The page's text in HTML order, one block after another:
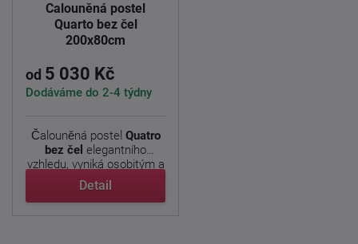
Čalouněná postel
Quarto bez čel
200x80cm
od 5 030 Kč
Dodáváme do 2-4 týdny
Čalouněná postel Quatro
bez čel elegantního
vzhledu, vyniká osobitým a
...
Detail